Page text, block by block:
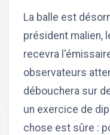
La balle est
président malien,
recevra
observateurs
débouchera sur
un exercice de
chose est sûre :